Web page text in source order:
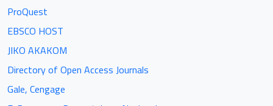
ProQuest
EBSCO HOST
JIKO AKAKOM
Directory of Open Access Journals
Gale, Cengage